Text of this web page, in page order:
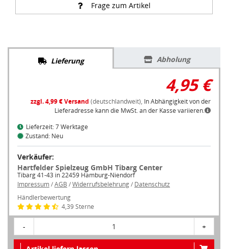
Frage zum Artikel
Lieferung Abholung
4,95 €
zzgl. 4,99 € Versand (deutschlandweit), In Abhängigkeit von der
Lieferadresse kann die MwSt. an der Kasse variieren.
Lieferzeit: 7 Werktage
Zustand: Neu
Verkäufer:
Hartfelder Spielzeug GmbH Tibarg Center
Tibarg 41-43 in 22459 Hamburg-Niendorf
Impressum/AGB /Widerrufsbelehrung/ Datenschutz
Händlerbewertung
4,39 Sterne
- 1 +